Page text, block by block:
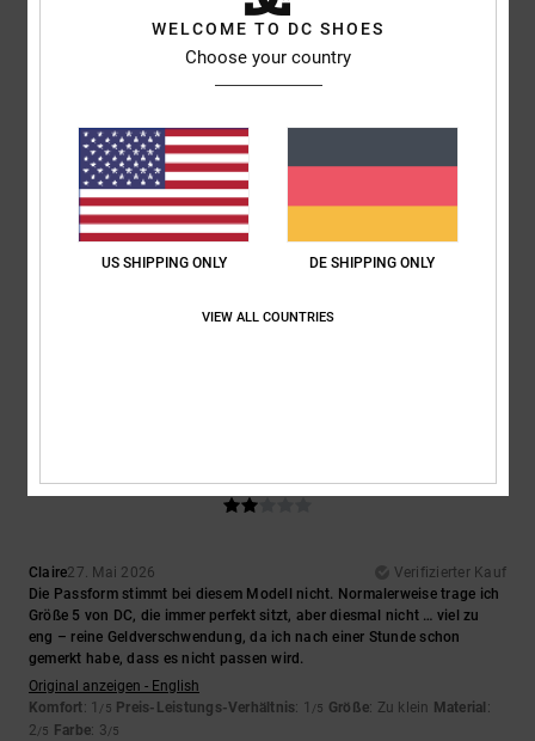
Preis-Leistungs-Verhältnis: 4 /5 Größe: Perfekte Größe
Ich empfehle dieses Produkt
2 /5
28. Mai 2026
Verifizierter Kauf
Claire27. Mai 2026
Verifizierter Kauf
Die Passform stimmt bei diesem Modell nicht. Normalerweise trage ich
Größe 5 von DC, die immer perfekt sitzt, aber diesmal nicht … viel zu
eng – reine Geldverschwendung, da ich nach einer Stunde schon
gemerkt habe, dass es nicht passen wird.
Original anzeigen - English
Komfort: 1 /5 Preis-Leistungs-Verhältnis: 1 /5 Größe: Zu klein Material :
2/5 Farbe: 3/5
WELCOME TO DC SHOES
Choose your country
US SHIPPING ONLY DE SHIPPING ONLY
VIEW ALL COUNTRIES